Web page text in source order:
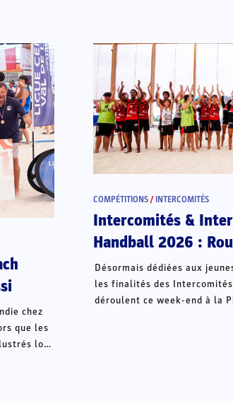
chez
que les
lors
COMPÉTITIONS / INTERCOMITÉS
Intercomités &
Handball 2026 :
Désormais dédiées aux
les finalités des
déroulent ce week-end à la